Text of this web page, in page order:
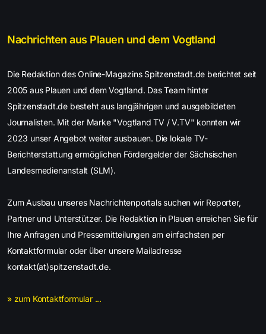
Nachrichten aus Plauen und dem Vogtland
Die Redaktion des Online-Magazins Spitzenstadt.de berichtet seit
2005 aus Plauen und dem Vogtland. Das Team hinter
Spitzenstadt.de besteht aus langjährigen und ausgebildeten
Journalisten. Mit der Marke "Vogtland TV / V.TV" konnten wir
2023 unser Angebot weiter ausbauen. Die lokale TV-
Berichterstattung ermöglichen Fördergelder der Sächsischen
Landesmedienanstalt (SLM).
Zum Ausbau unseres Nachrichtenportals suchen wir Reporter,
Partner und Unterstützer. Die Redaktion in Plauen erreichen Sie für
Ihre Anfragen und Pressemitteilungen am einfachsten per
Kontaktformular oder über unsere Mailadresse
kontakt(at)spitzenstadt.de.
» zum Kontaktformular ...